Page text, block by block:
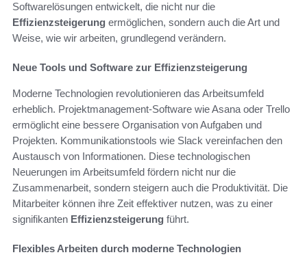
Softwarelösungen entwickelt, die nicht nur die
Effizienzsteigerung ermöglichen, sondern auch die Art und
Weise, wie wir arbeiten, grundlegend verändern.
Neue Tools und Software zur Effizienzsteigerung
Moderne Technologien revolutionieren das Arbeitsumfeld
erheblich. Projektmanagement-Software wie Asana oder Trello
ermöglicht eine bessere Organisation von Aufgaben und
Projekten. Kommunikationstools wie Slack vereinfachen den
Austausch von Informationen. Diese technologischen
Neuerungen im Arbeitsumfeld fördern nicht nur die
Zusammenarbeit, sondern steigern auch die Produktivität. Die
Mitarbeiter können ihre Zeit effektiver nutzen, was zu einer
signifikanten Effizienzsteigerung führt.
Flexibles Arbeiten durch moderne Technologien